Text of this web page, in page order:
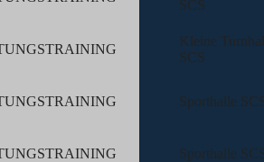
SCS
Kleine
SCS
Sporthalle
Sporthalle